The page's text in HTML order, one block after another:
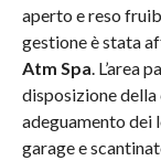
aperto e reso
gestione è stata
Atm Spa. L’area
disposizione
adeguamento dei
garage e